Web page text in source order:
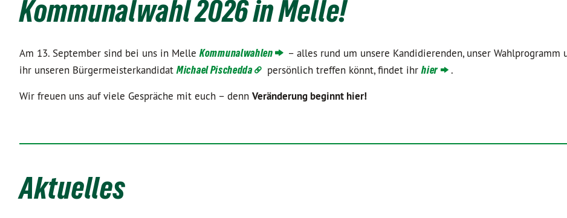
Kommunalwahl 2026 in Melle!
Am 13. September sind bei uns in MelleKommunalwahlen
– alles rund um unsere Kandidierenden, unser Wahlprogramm
ihr unseren BürgermeisterkandidatMichael Pischedda persönlich treffen könnt, findet ihrhier
.
Wir freuen uns auf viele Gespräche mit euch – denn Veränderung beginnt hier!
Aktuelles